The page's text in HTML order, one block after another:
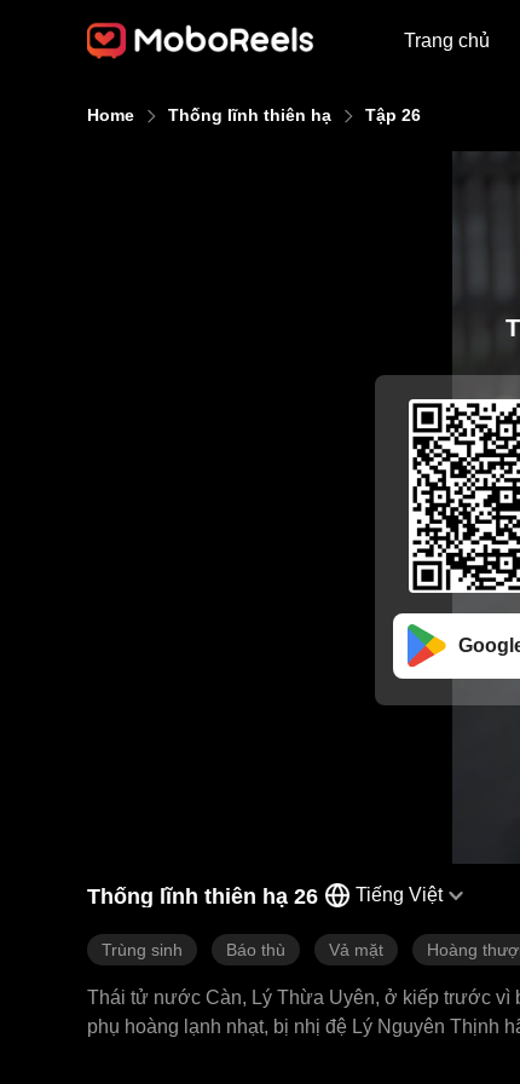
Trang chủ
Home Thống lĩnh thiên hạ Tập 26
Thống lĩnh thiên hạ 26 Tiếng Việt
Trùng sinh Báo thù Vả mặt Hoàng
Thái tử nước Càn, Lý Thừa Uyên, ở kiếp trước vì
phụ hoàng lạnh nhạt, bị nhị đệ Lý Nguyên Thịnh